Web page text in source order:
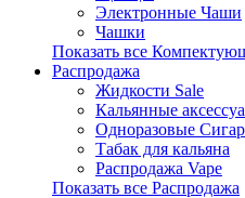
Электронные Чаши
Чашки
Показать все
Распродажа
Жидкости Sale
Кальянные
Одноразовые
Табак для кальяна
Распродажа Vape
Показать все Распродажа